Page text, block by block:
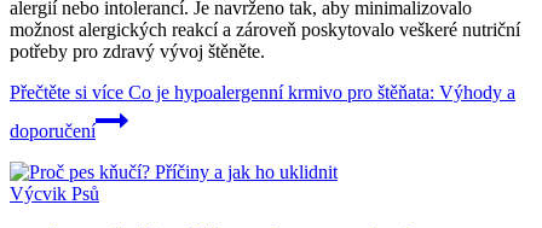
alergií nebo intolerancí. Je navrženo tak, aby minimalizovalo
možnost alergických reakcí a zároveň poskytovalo veškeré nutriční
potřeby pro zdravý vývoj štěněte.
Přečtěte si více Co je hypoalergenní krmivo pro štěňata: Výhody a
doporučení
Výcvik Psů